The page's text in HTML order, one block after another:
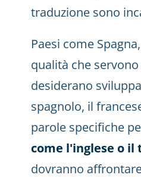
traduzione sono
Paesi come
qualità che
desiderano
spagnolo, il
parole specifiche
come l'inglese o il
dovranno